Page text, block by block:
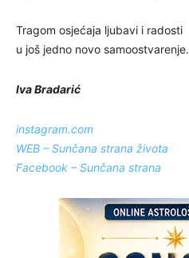
Tragom osjećaja ljubavi i radosti
u još jedno novo samoostvarenje.
Iva Bradarić
instagram.com
WEB – Sunčana strana života
Facebook – Sunčana strana